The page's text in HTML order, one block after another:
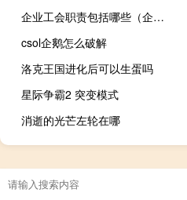
企业工会职责包括哪些（企业工会职责）
csol企鹅怎么破解
洛克王国进化后可以生蛋吗
星际争霸2 突变模式
消逝的光芒左轮在哪